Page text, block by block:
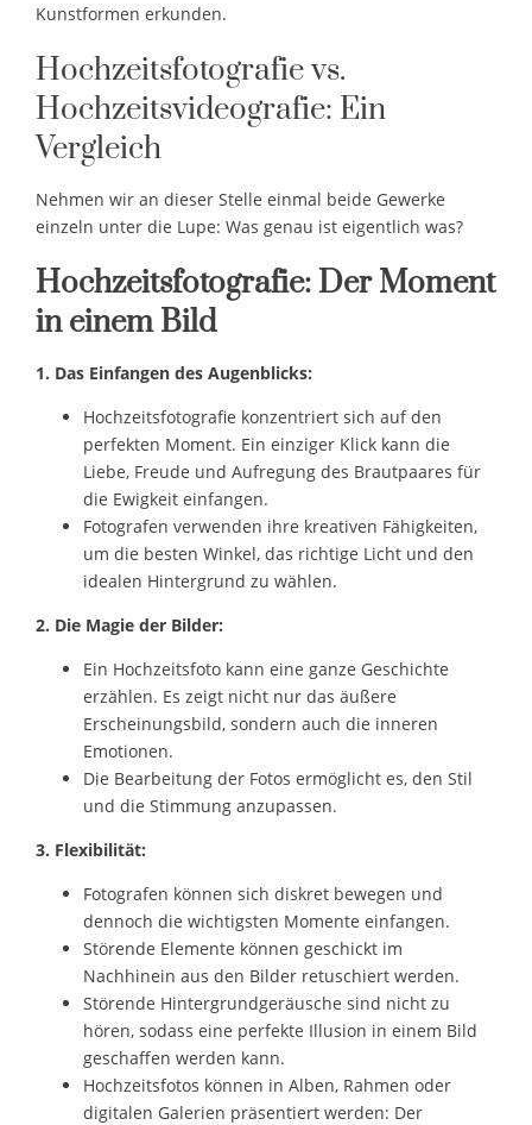
Kunstformen erkunden.
Hochzeitsfotografie vs.
Hochzeitsvideografie: Ein
Vergleich
Nehmen wir an dieser Stelle einmal beide Gewerke
einzeln unter die Lupe: Was genau ist eigentlich was?
Hochzeitsfotografie: Der Moment
in einem Bild
1. Das Einfangen des Augenblicks:
Hochzeitsfotografie konzentriert sich auf den
perfekten Moment. Ein einziger Klick kann die
Liebe, Freude und Aufregung des Brautpaares für
die Ewigkeit einfangen.
Fotografen verwenden ihre kreativen Fähigkeiten,
um die besten Winkel, das richtige Licht und den
idealen Hintergrund zu wählen.
2. Die Magie der Bilder:
Ein Hochzeitsfoto kann eine ganze Geschichte
erzählen. Es zeigt nicht nur das äußere
Erscheinungsbild, sondern auch die inneren
Emotionen.
Die Bearbeitung der Fotos ermöglicht es, den Stil
und die Stimmung anzupassen.
3. Flexibilität:
Fotografen können sich diskret bewegen und
dennoch die wichtigsten Momente einfangen.
Störende Elemente können geschickt im
Nachhinein aus den Bilder retuschiert werden.
Störende Hintergrundgeräusche sind nicht zu
hören, sodass eine perfekte Illusion in einem Bild
geschaffen werden kann.
Hochzeitsfotos können in Alben, Rahmen oder
digitalen Galerien präsentiert werden: Der